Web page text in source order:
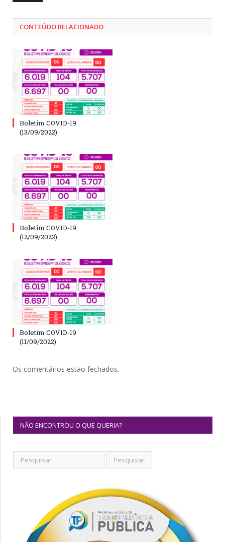
CONTEÚDO RELACIONADO
Boletim COVID-19
(13/09/2022)
Boletim COVID-19
(12/09/2022)
Boletim COVID-19
(11/09/2022)
Os comentários estão fechados.
NÃO ENCONTROU O QUE QUERIA?